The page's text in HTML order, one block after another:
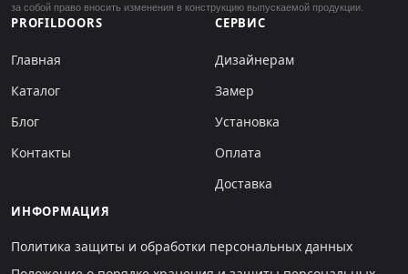
за собой право вносить изменения в конструкцию выпускаемой продукции.
PROFILDOORS
Главная
Каталог
Блог
Контакты
СЕРВИС
Дизайнерам
Замер
Установка
Оплата
Доставка
ИНФОРМАЦИЯ
Политика защиты и обработки персональных данных